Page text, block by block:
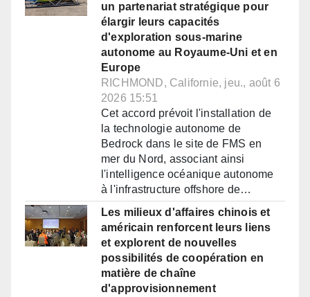
un partenariat stratégique pour
élargir leurs capacités
d'exploration sous-marine
autonome au Royaume-Uni et en
Europe
RICHMOND, Californie, jeu., août 6
2026 15:51
Cet accord prévoit l'installation de
la technologie autonome de
Bedrock dans le site de FMS en
mer du Nord, associant ainsi
l'intelligence océanique autonome
à l'infrastructure offshore de…
Les milieux d'affaires chinois et
américain renforcent leurs liens
et explorent de nouvelles
possibilités de coopération en
matière de chaîne
d'approvisionnement